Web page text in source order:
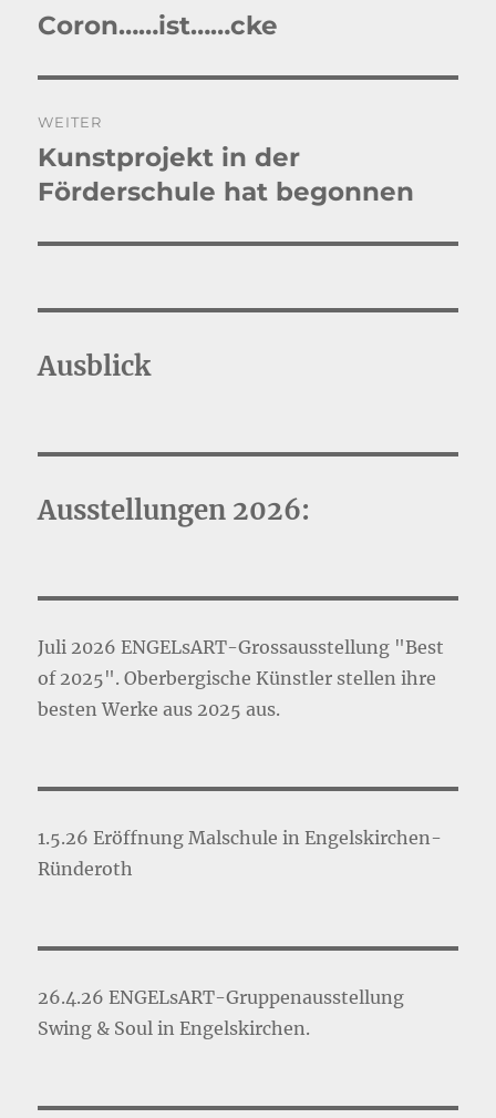
Vorheriger
Coron……ist……cke
WEITER
Nächster
Beitrag:
Kunstprojekt in der
Förderschule hat begonnen
Ausblick
Ausstellungen 2026:
Juli 2026 ENGELsART-Grossausstellung "Best
of 2025". Oberbergische Künstler stellen ihre
besten Werke aus 2025 aus.
1.5.26 Eröffnung Malschule in Engelskirchen-
Ründeroth
26.4.26 ENGELsART-Gruppenausstellung
Swing & Soul in Engelskirchen.